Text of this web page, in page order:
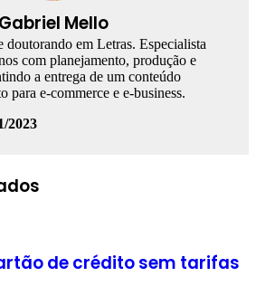
Gabriel Mello
doutorando em Letras. Especialista
com planejamento, produção e
a entrega de um conteúdo
para e-commerce e e-business.
2023
de crédito sem tarifas